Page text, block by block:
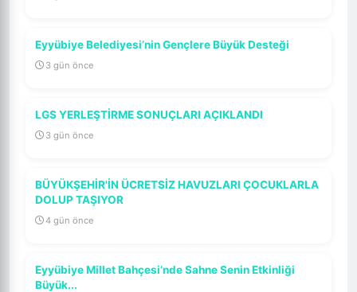
Eyyübiye Belediyesi’nin Gençlere Büyük Desteği
3 gün önce
LGS YERLEŞTİRME SONUÇLARI AÇIKLANDI
3 gün önce
BÜYÜKŞEHİR'İN ÜCRETSİZ HAVUZLARI ÇOCUKLARLA
DOLUP TAŞIYOR
4 gün önce
Eyyübiye Millet Bahçesi’nde Sahne Senin Etkinliği
Büyük...